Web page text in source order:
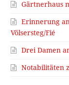
Gärtnerhaus
Erinnerung
Völsersteg/Fié
Drei Damen
Notabilitäten